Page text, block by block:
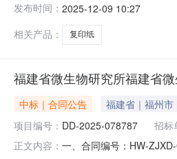
省福州市鼓楼区华林路
发布时间： 2025-12-09 10:27
相关产品：
复印纸
福建省微生物研究所福建省
中标｜合同公告 福建省｜福州市
项目编号： DD-2025-078787 招标
正文内容： 一、合同编号：HW-